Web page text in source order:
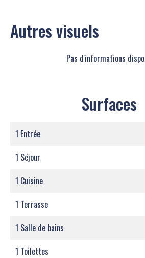
Autres visuels
Pas d'informations
Surfaces
1 Entrée
1 Séjour
1 Cuisine
1 Terrasse
1 Salle de bains
1 Toilettes